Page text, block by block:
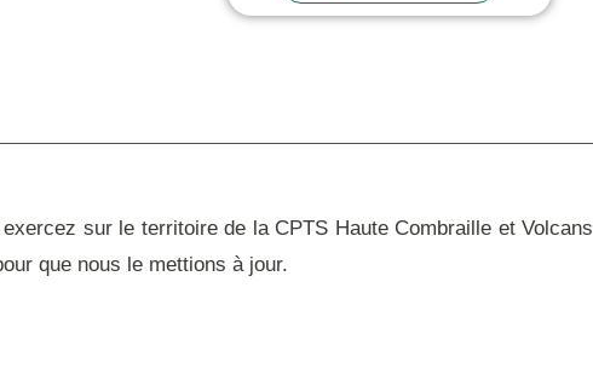
sur le territoire de la CPTS Haute Combraille et Volcans
que nous le mettions à jour.